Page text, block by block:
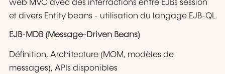
web MVC avec des interractions entre EJBs session
et divers Entity beans - utilisation du langage EJB-QL
EJB-MDB (Message-Driven Beans)
Définition, Architecture (MOM, modèles de
messages), APIs disponibles